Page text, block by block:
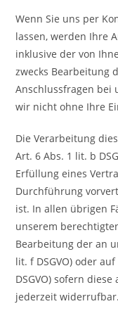
Wenn Sie uns per
lassen, werden Ihre
inklusive der von
zwecks Bearbeitung
Anschlussfragen bei
wir nicht ohne Ihre
Die Verarbeitung
Art. 6 Abs. 1 lit. b
Erfüllung eines
Durchführung
ist. In allen übrigen
unserem
Bearbeitung der an
lit. f DSGVO) oder
DSGVO) sofern
jederzeit widerrufbar.